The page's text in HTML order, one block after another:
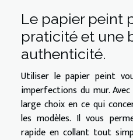
Le papier peint
praticité et une
authenticité.
Utiliser le papier peint
imperfections du mur.
large choix en ce qui
les modèles. Il vous
rapide en collant tout